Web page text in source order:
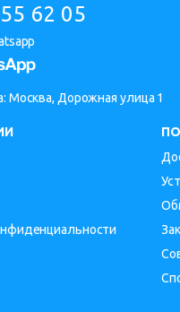
62 05
Москва, Дорожная улица 1